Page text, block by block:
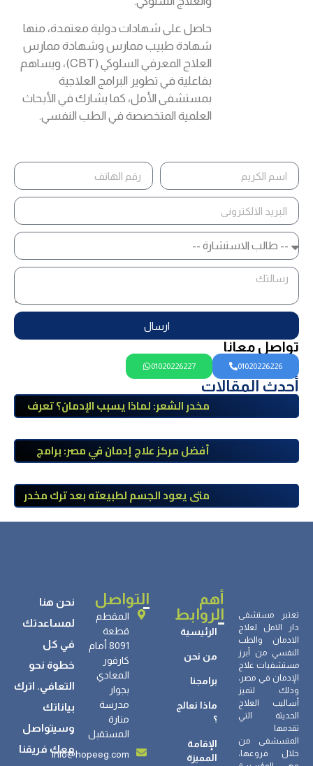
حاصل على شهادات دولية معتمدة، منها
شهادة طبيب ممارس وشهادة ممارس
العلاج المعرفي السلوكي (CBT)، ويساهم
بفاعلية في تطوير البرامج العلاجية
بمستشفى الأمل، كما يشارك في الأبحاث
العلمية المتخصصة في الطب النفسي.
ارسال
تواصل معانا
01020226226
01020226227
أحدث المقالات
مخدر الشعر: لماذا يسبب الإدمان؟ تعرف
أفضل مركز علاج إدمان في مصر: برامج
طبي
متى يعود الجسم لطبيعته بعد ترك مخدر
الآيس؟ مراحل التعافي والعوامل المؤثرة
تعتبر مستشفى
دار الامل لعلاج
الادمان والطب
النفسي من أبرز
مستشفيات علاج
الإدمان في مصر،
وذلك لتميز
أساليب العلاج
الحديثة التي
تقدمها
المتسشفى من
خلال فروعها،
أهم
الروابط
الرئيسية
من نحن
برامجنا
ماذا نعالج
؟
الإقامة
المميزة
التواصل
المقطم
قطعة
8091 أمام
كارفور
المعادي
بجوار
مدرسة
منارة
المستقبل
info@hopeeg.com
نحن هنا
لمساعدتك
في كل
خطوة نحو
التعافي. اترك
بياناتك
وسيتواصل
معك فريقنا